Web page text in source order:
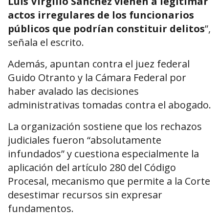
actos irregulares de los funcionarios
públicos que podrían constituir delitos”,
señala el escrito.
Además, apuntan contra el juez federal
Guido Otranto y la Cámara Federal por
haber avalado las decisiones
administrativas tomadas contra el abogado.
La organización sostiene que los rechazos
judiciales fueron “absolutamente
infundados” y cuestiona especialmente la
aplicación del artículo 280 del Código
Procesal, mecanismo que permite a la Corte
desestimar recursos sin expresar
fundamentos.